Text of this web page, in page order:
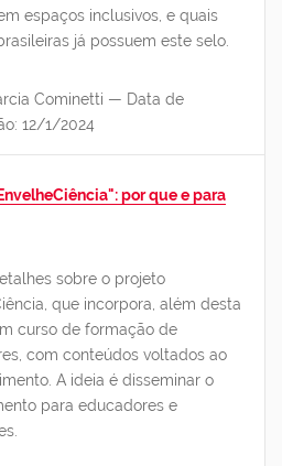
espaços inclusivos, e quais
já possuem este selo.
Cominetti — Data de
12/1/2024
por que e para
sobre o projeto
que incorpora, além desta
curso de formação de
com conteúdos voltados ao
A ideia é disseminar o
para educadores e